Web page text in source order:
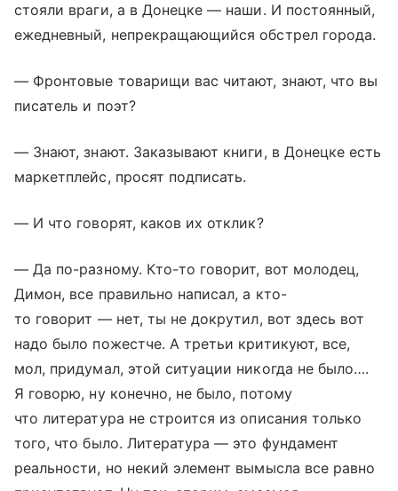
стояли враги, а в Донецке — наши. И постоянный,
ежедневный, непрекращающийся обстрел города.
— Фронтовые товарищи вас читают, знают, что вы
писатель и поэт?
— Знают, знают. Заказывают книги, в Донецке есть
маркетплейс, просят подписать.
— И что говорят, каков их отклик?
— Да по-разному. Кто-то говорит, вот молодец,
Димон, все правильно написал, а кто-
то говорит — нет, ты не докрутил, вот здесь вот
надо было пожестче. А третьи критикуют, все,
мол, придумал, этой ситуации никогда не было….
Я говорю, ну конечно, не было, потому
что литература не строится из описания только
того, что было. Литература — это фундамент
реальности, но некий элемент вымысла все равно